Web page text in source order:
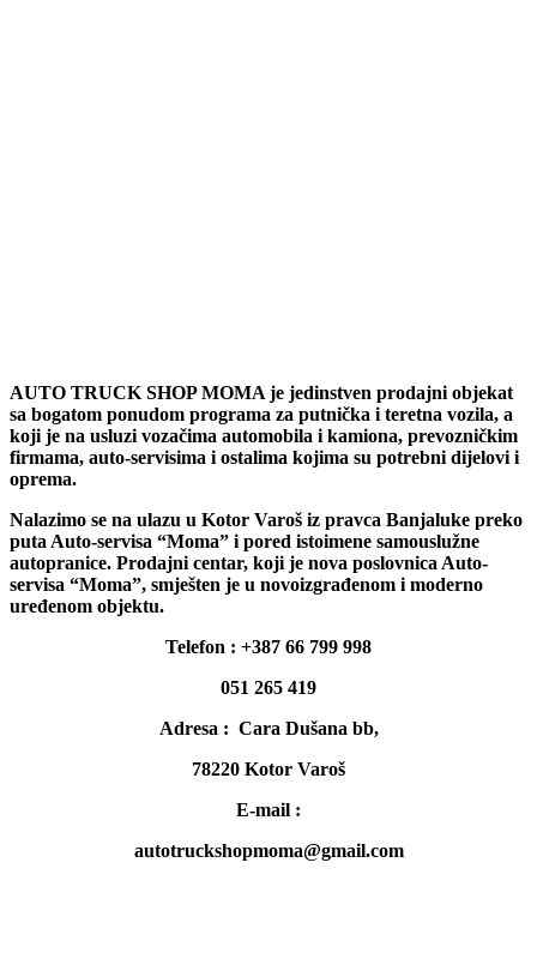
AUTO TRUCK SHOP MOMA je jedinstven prodajni objekat
sa bogatom ponudom programa za putnička i teretna vozila, a
koji je na usluzi vozačima automobila i kamiona, prevozničkim
firmama, auto-servisima i ostalima kojima su potrebni dijelovi i
oprema.
Nalazimo se na ulazu u Kotor Varoš iz pravca Banjaluke preko
puta Auto-servisa “Moma” i pored istoimene samouslužne
autopranice. Prodajni centar, koji je nova poslovnica Auto-
servisa “Moma”, smješten je u novoizgrađenom i moderno
uređenom objektu.
Telefon : +387 66 799 998
051 265 419
Adresa : Cara Dušana bb,
78220 Kotor Varoš
E-mail :
autotruckshopmoma@gmail.com